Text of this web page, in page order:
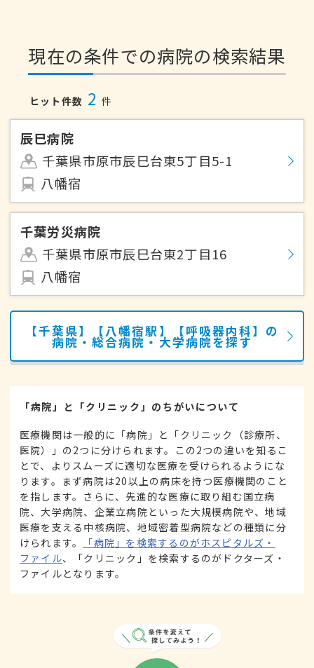
現在の条件での病院の検索結果
ヒット件数 2 件
辰巳病院
千葉県市原市辰巳台東5丁目5-1
八幡宿
千葉労災病院
千葉県市原市辰巳台東2丁目16
八幡宿
【千葉県】【八幡宿駅】【呼吸器内科】の
病院・総合病院・大学病院を探す
「病院」と「クリニック」のちがいについて
医療機関は一般的に「病院」と「クリニック（診療所、
医院）」の2つに分けられます。この2つの違いを知るこ
とで、よりスムーズに適切な医療を受けられるようにな
ります。まず病院は20以上の病床を持つ医療機関のこと
を指します。さらに、先進的な医療に取り組む国立病
院、大学病院、企業立病院といった大規模病院や、地域
医療を支える中核病院、地域密着型病院などの種類に分
けられます。
「病院」を検索するのがホスピタルズ・
ファイル、「クリニック」を検索するのがドクターズ・
ファイルとなります。